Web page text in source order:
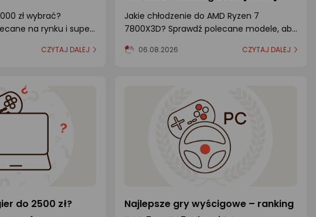
zł wybrać?
na rynku i super
CZYTAJ DALEJ
Jakie chłodzenie do AMD Ryzen 7
7800X3D? Sprawdź polecane modele, aby
06.08.2026 CZYTAJ DALEJ
do 2500 zł?
Najlepsze gry wyścigowe – ranking